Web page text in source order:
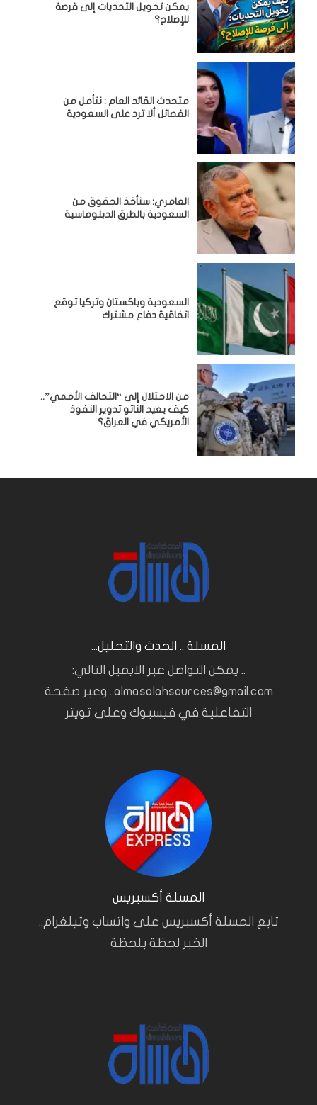
يمكن تحويل التحديات إلى فرصة
للإصلاح؟
متحدث القائد العام : نتأمل من
الفصائل ألا ترد على السعودية
العامري: سنأخذ الحقوق من
السعودية بالطرق الدبلوماسية
السعودية وباكستان وتركيا توقع
اتفاقية دفاع مشترك
من الاحتلال إلى “التحالف الأممي”..
كيف يعيد الناتو تدوير النفوذ
الأمريكي في العراق؟
المسلة .. الحدث والتحليل...
.. يمكن التواصل عبر الايميل التالي:
almasalahsources@gmail.com.. وعبر صفحة
التفاعلية في فيسبوك وعلى تويتر
المسلة أكسبريس
تابع المسلة أكسبريس على واتساب وتيلغرام..
الخبر لحظة بلحظة